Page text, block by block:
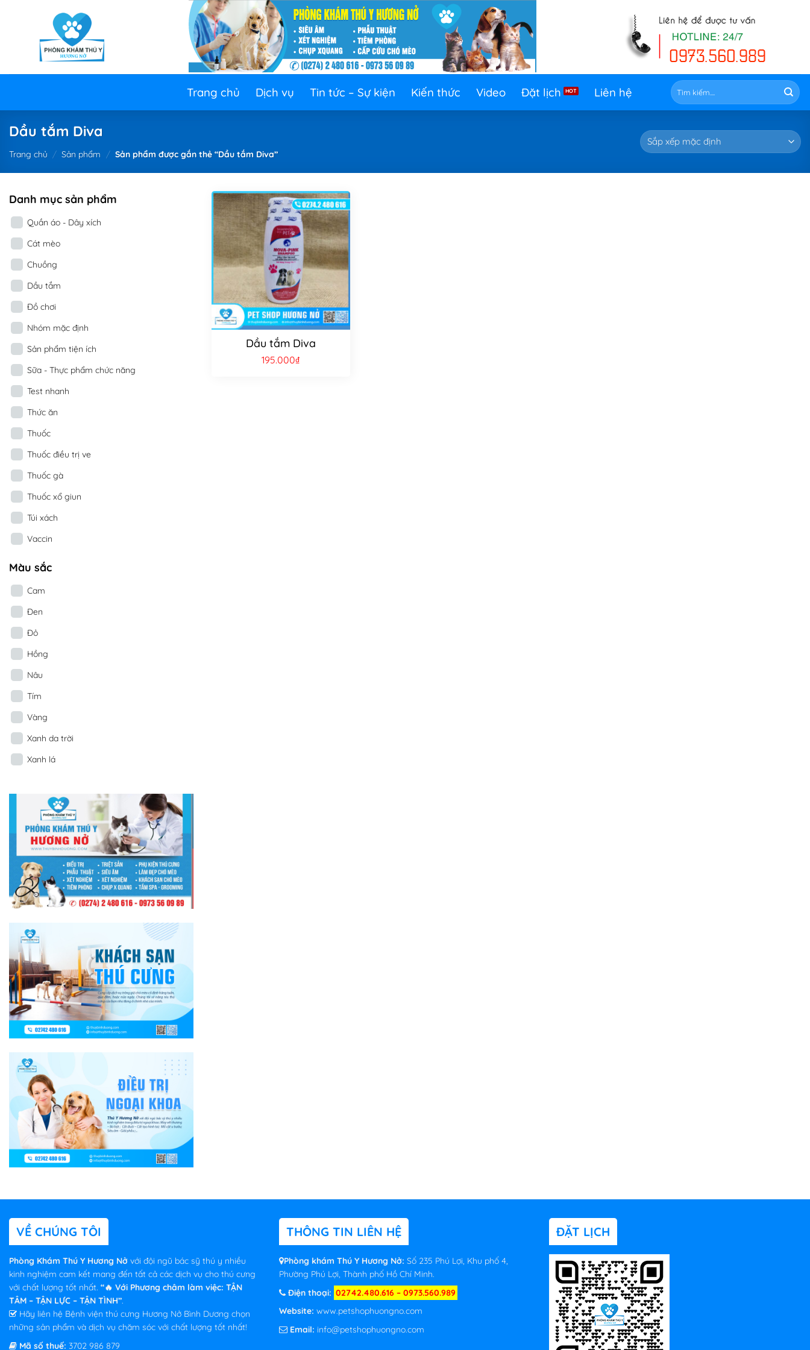
Trang chủ Dịch vụ Tin tức – Sự kiện Kiến thức Video Đặt lịch Liên hệ
Tìm
kiếm:
Dầu tắm Diva
Trang chủ / Sản phẩm / Sản phẩm được gắn thẻ “Dầu tắm Diva”
Danh mục sản phẩm
Quần áo - Dây xích
Cát mèo
Chuồng
Dầu tắm
Đồ chơi
Nhóm mặc định
Sản phẩm tiện ích
Sữa - Thực phẩm chức năng
Test nhanh
Thức ăn
Thuốc
Thuốc điều trị ve
Thuốc gà
Thuốc xổ giun
Túi xách
Vaccin
Màu sắc
Cam
Đen
Đỏ
Hồng
Nâu
Tím
Vàng
Xanh da trời
Xanh lá
Dầu tắm Diva
195.000₫
VỀ CHÚNG TÔI
Phòng Khám Thú Y Hương Nở với đội ngũ bác sỹ thú y nhiều
kinh nghiệm cam kết mang đến tất cả các dịch vụ cho thú cưng
với chất lượng tốt nhất. “🔥 Với Phương châm làm việc: TẬN
TÂM – TẬN LỰC – TẬN TÌNH”.
Hãy liên hệ Bệnh viện thú cưng Hương Nở Bình Dương chọn
những sản phẩm và dịch vụ chăm sóc với chất lượng tốt nhất!
Mã số thuế: 3702 986 879
THÔNG TIN LIÊN HỆ
Phòng khám Thú Y Hương Nở: Số 235 Phú Lợi, Khu phố 4,
Phường Phú Lợi, Thành phố Hồ Chí Minh.
Điện thoại: 02742.480.616 – 0973.560.989
Website: www.petshophuongno.com
Email: info@petshophuongno.com
ĐẶT LỊCH